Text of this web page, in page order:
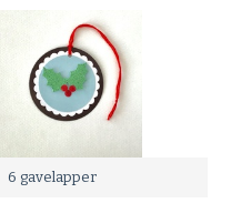
6 gavelapper